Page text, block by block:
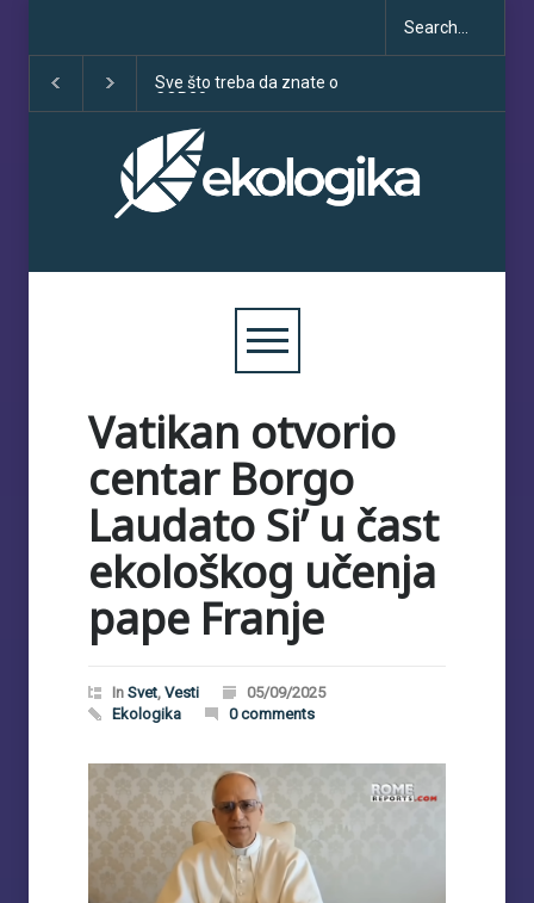
Sve što treba da znate o
COP30
Vatikan otvorio
centar Borgo
Laudato Si’ u čast
ekološkog učenja
pape Franje
In Svet, Vesti
05/09/2025
Ekologika
0 comments